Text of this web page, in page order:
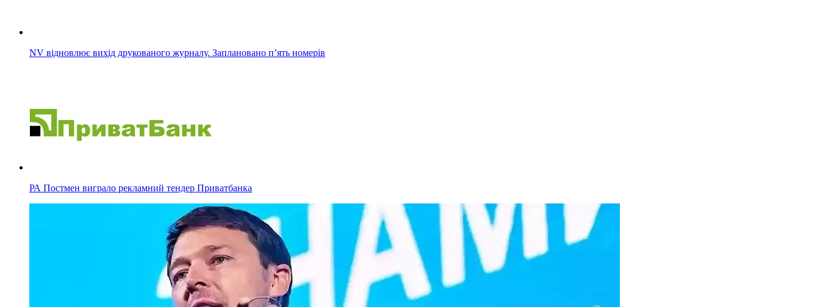
NV відновлює вихід друкованого журналу. Заплановано п’ять номерів
РА Постмен виграло рекламний тендер Приватбанка